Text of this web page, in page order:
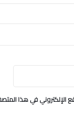
الإلكتروني في هذا